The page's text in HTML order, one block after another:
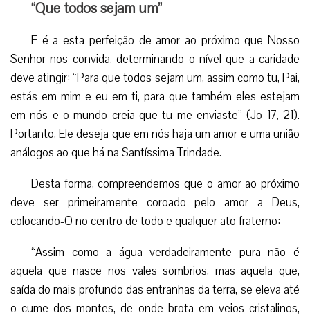
“Que todos sejam um”
E é a esta perfeição de amor ao próximo que Nosso
Senhor nos convida, determinando o nível que a caridade
deve atingir: “Para que todos sejam um, assim como tu, Pai,
estás em mim e eu em ti, para que também eles estejam
em nós e o mundo creia que tu me enviaste” (Jo 17, 21).
Portanto, Ele deseja que em nós haja um amor e uma união
análogos ao que há na Santíssima Trindade.
Desta forma, compreendemos que o amor ao próximo
deve ser primeiramente coroado pelo amor a Deus,
colocando-O no centro de todo e qualquer ato fraterno:
“Assim como a água verdadeiramente pura não é
aquela que nasce nos vales sombrios, mas aquela que,
saída do mais profundo das entranhas da terra, se eleva até
o cume dos montes, de onde brota em veios cristalinos,